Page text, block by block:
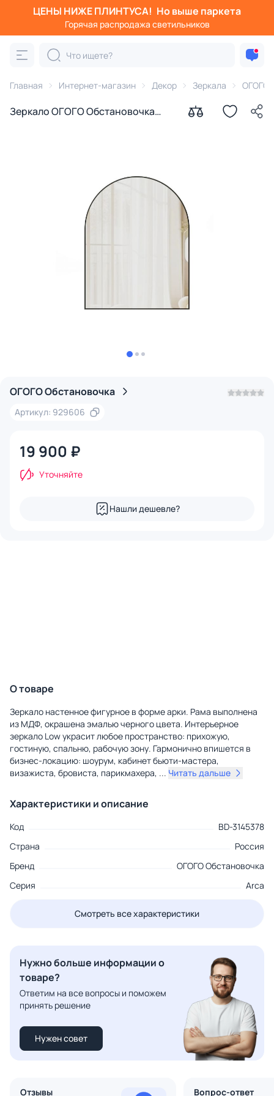
ЦЕНЫ НИЖЕ ПЛИНТУСА! Но выше паркета
Горячая распродажа светильников
Главная Интернет-магазин Декор Зеркала ОГОГО
Зеркало ОГОГО Обстановочка
ОГОГО Обстановочка
Артикул: 929606
19 900 ₽
Уточняйте
Нашли дешевле?
О товаре
Зеркало настенное фигурное в форме арки. Рама выполнена
из МДФ, окрашена эмалью черного цвета. Интерьерное
зеркало Low украсит любое пространство: прихожую,
гостиную, спальню, рабочую зону. Гармонично впишется в
бизнес-локацию: шоурум, кабинет бьюти-мастера,
визажиста, бровиста, парикмахера, ... Читать дальше
Характеристики и описание
Код
BD-3145378
Страна
Россия
Бренд
ОГОГО Обстановочка
Серия
Arca
Смотреть все характеристики
Нужно больше информации о
товаре?
Ответим на все вопросы и поможем
принять решение
Нужен совет
Отзывы Вопрос-ответ